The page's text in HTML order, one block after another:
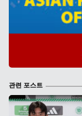
관련 포스트